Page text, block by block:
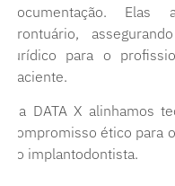
documentação.
prontuário,
jurídico para o
paciente.
Na DATA X alinhamos
compromisso ético para
ao implantodontista.